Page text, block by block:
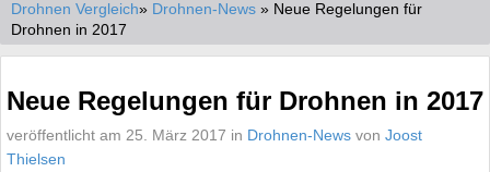
Drohnen Vergleich» Drohnen-News » Neue Regelungen für
Drohnen in 2017
Neue Regelungen für Drohnen in 2017
veröffentlicht am 25. März 2017 in Drohnen-News von Joost
Thielsen